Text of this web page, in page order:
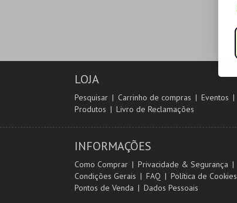
LOJA
Pesquisar Carrinho de compras Eventos
Produtos
Livro de Reclamações
INFORMAÇÕES
Como Comprar
Privacidade & Segurança
Condições Gerais
FAQ
Política de Cookies
Pontos de Venda
Dados Pessoais